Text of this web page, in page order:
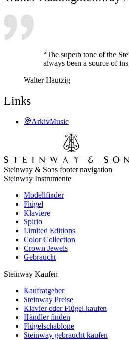
“The superb tone of the
always been a source of
Walter Hautzig
Links
ArkivMusic
Steinway & Sons footer navigation
Steinway Instrumente
Modellfinder
Flügel
Klaviere
Spirio
Limited Editions
Color Collection
Crown Jewels
Gebraucht
Steinway Kaufen
Kaufratgeber
Steinway Preise
Klavier oder Flügel kaufen
Händler finden
Flügelschablone
Steinway gebraucht kaufen